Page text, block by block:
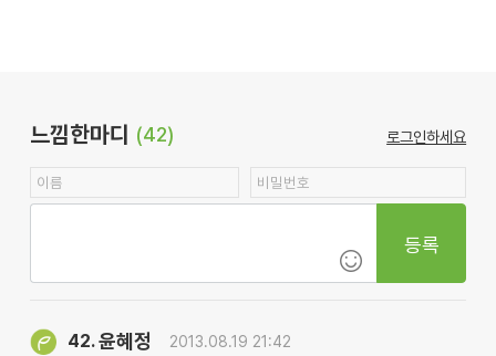
느낌한마디 (42) 로그인하세요
등록
42.윤혜정 2013.08.19 21:42